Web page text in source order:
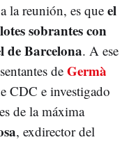
la reunión, es que el
sobrantes con
de Barcelona. A ese
de Germà
CDC e investigado
de la máxima
, exdirector del